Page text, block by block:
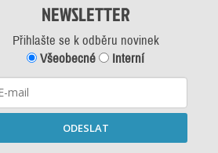
NEWSLETTER
Přihlašte se k odběru novinek
Všeobecné
Interní
ODESLAT